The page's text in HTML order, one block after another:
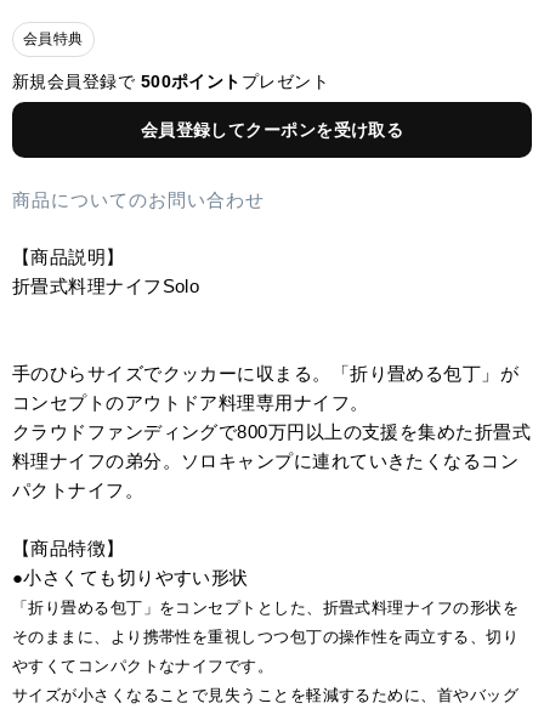
会員特典
新規会員登録で 500ポイント プレゼント
会員登録してクーポンを受け取る
商品についてのお問い合わせ
【商品説明】
折畳式料理ナイフSolo
手のひらサイズでクッカーに収まる。「折り畳める包丁」が
コンセプトのアウトドア料理専用ナイフ。
クラウドファンディングで800万円以上の支援を集めた折畳式
料理ナイフの弟分。ソロキャンプに連れていきたくなるコン
パクトナイフ。
【商品特徴】
●小さくても切りやすい形状
「折り畳める包丁」をコンセプトとした、折畳式料理ナイフの形状を
そのままに、より携帯性を重視しつつ包丁の操作性を両立する、切り
やすくてコンパクトなナイフです。
サイズが小さくなることで見失うことを軽減するために、首やバッグ